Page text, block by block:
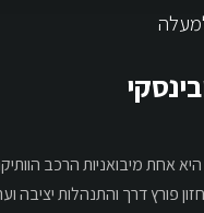
אחת מיבואניות הרכב
פורץ דרך והתנהלות יציבה